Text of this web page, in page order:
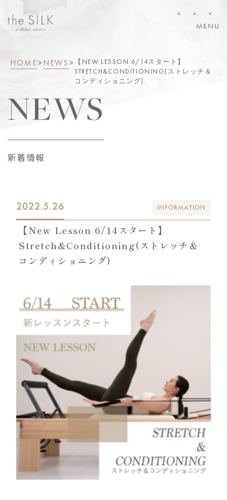
HOME>NEWS>
【NEW LESSON 6/14スタート】
STRETCH&CONDITIONING(ストレッチ＆
コンディショニング)
NEWS
新着情報
2022.5.26 INFORMATION
【New Lesson 6/14スタート】
Stretch&Conditioning(ストレッチ＆
コンディショニング)
・・・
MENU